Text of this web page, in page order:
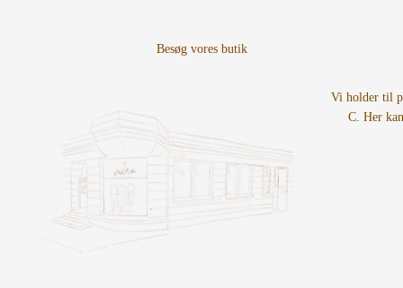
Vi holder til
C. Her